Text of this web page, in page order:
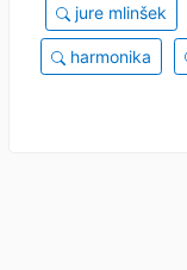
jure mlinšek
harmonika